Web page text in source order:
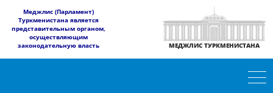
​Меджлис (Парламент)
Туркменистана является
представительным органом,
осуществляющим
законодательную власть
МЕДЖЛИС ТУРКМЕНИСТАНА